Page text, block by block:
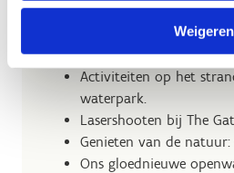
Weigeren
Outdoorsporten:
boogschieten, klimmen,
of archery tag.
Activiteiten op het
waterpark.
Lasershooten bij The
Genieten van de
Ons gloednieuwe